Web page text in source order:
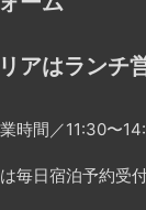
アはランチ
時間／11:30〜
毎日宿泊予約受付